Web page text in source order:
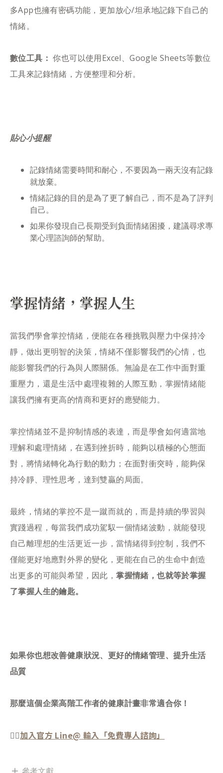
多App也擁有密碼功能，更加放心/坦承地記錄下自己的
情緒。
數位工具： 你也可以使用Excel、Google Sheets等數位
工具來記錄情緒，方便整理和分析。
貼心小提醒
記錄情緒需要時間和耐心，不要因為一兩天沒有記錄
就放棄。
情緒記錄的目的是為了更了解自己，而不是為了評判
自己。
如果你發現自己長期受到負面情緒困擾，建議尋求專
業心理諮詢師的幫助。
掌握情緒，掌握人生
當我們學會掌控情緒，便能在各種挑戰與壓力中保持冷
靜，做出更明智的決策，情緒不僅影響我們的心情，也
能影響我們的行為與人際關係。無論是在工作中面對重
重壓力，還是生活中處理複雜的人際互動，掌握情緒能
讓我們擁有更高的情商和更好的應變能力。
掌控情緒並不是抑制情感的表達，而是學會如何適當地
理解和處理情緒，在遇到挫折時，能夠以積極的心態面
對，將情緒轉化為行動的動力；在面對衝突時，能夠保
持冷靜、理性思考，達到雙贏的局面。
最終，情緒的掌控不是一蹴而就的，而是持續的學習與
實踐過程，每當我們成功駕馭一個情緒波動，就能發現
自己離理想的生活更近一步，當情緒得到控制，我們不
僅能更好地應對外界的變化，更能在自己的生命中創造
出更多的可能與希望，因此，掌握情緒，也就等於掌握
了掌握人生的鑰匙。
如果你也想改善健康狀況、更好的情緒管理、提升生活
品質
那麼這個企業高階工作者的健康計畫非常適合你！
👉🏻加入官方 Line@ 輸入「免費專人諮詢」
add